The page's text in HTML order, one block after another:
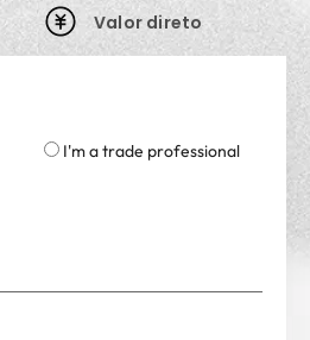
Valor direto
I'm a trade professional